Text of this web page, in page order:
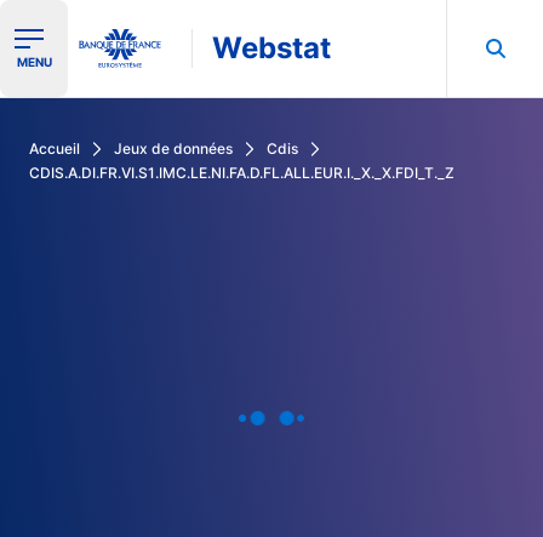
Ouvrir le menu de navigation
MENU Webstat
Accueil Jeux de données
Cdis
CDIS.A.DI.FR.VI.S1.IMC.LE.NI.FA.D.FL.ALL.EUR.I._X._X.FDI_T._Z